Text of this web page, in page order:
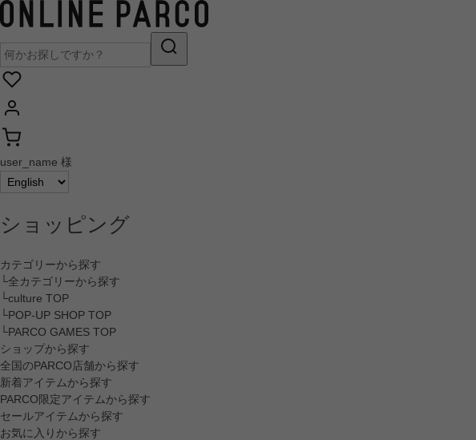
user_name 様
ショッピング
カテゴリーから探す
└全カテゴリーから探す
└culture TOP
└POP-UP SHOP TOP
└PARCO GAMES TOP
ショップから探す
全国のPARCO店舗から探す
新着アイテムから探す
PARCO限定アイテムから探す
セールアイテムから探す
お気に入りから探す